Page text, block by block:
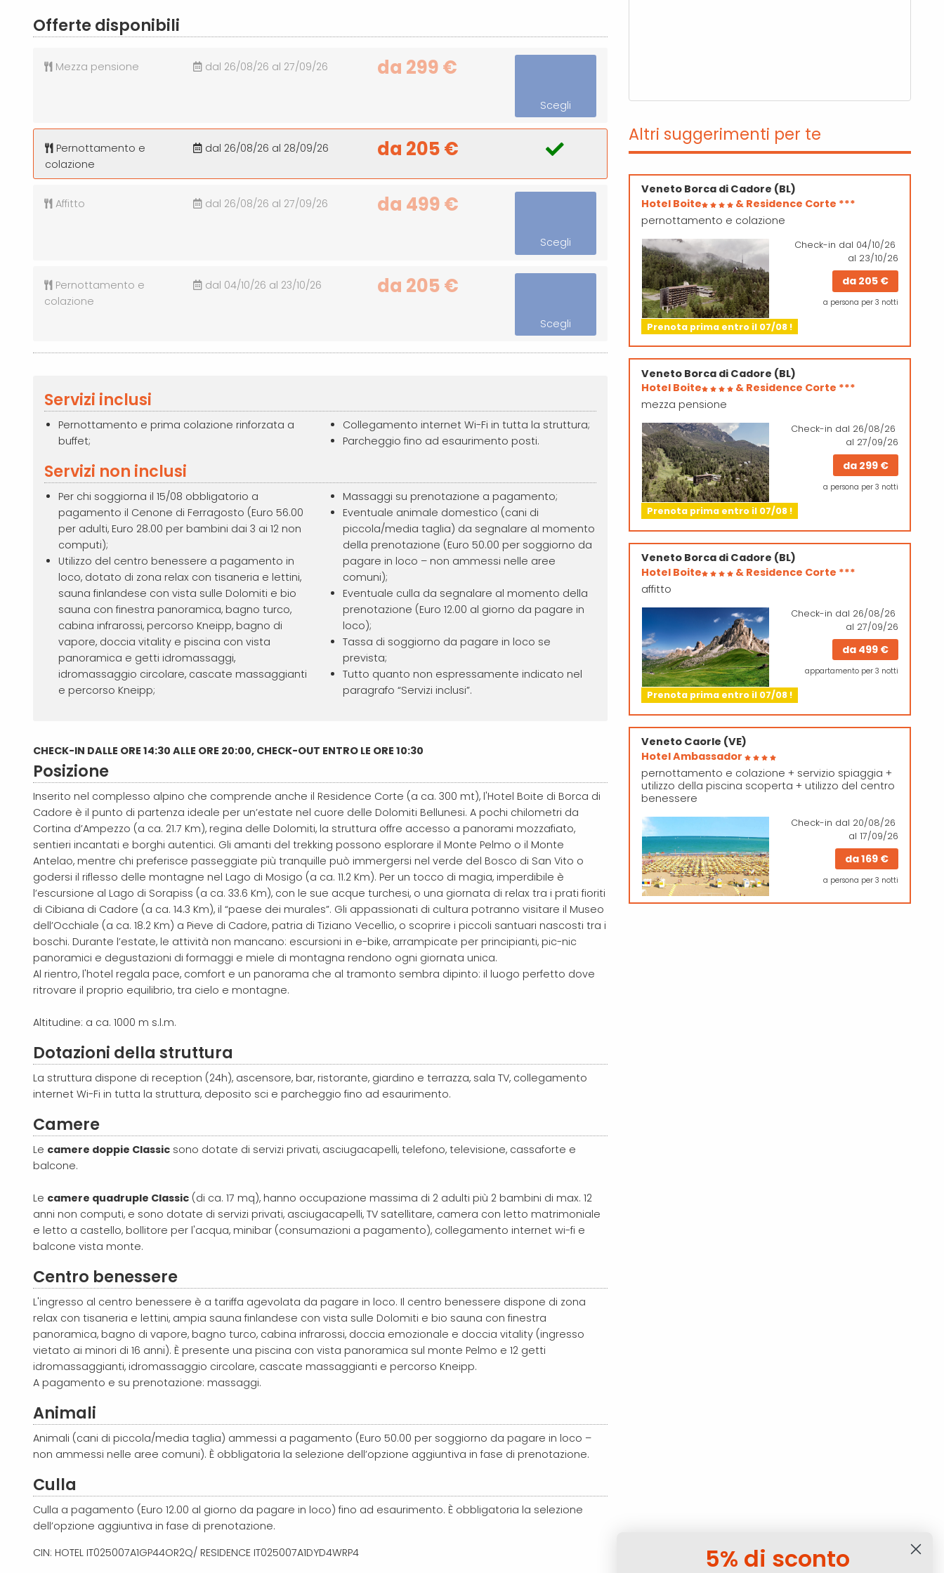
Offerte disponibili
Mezza pensione dal 26/08/26 al 27/09/26 da 299 €
Scegli
Pernottamento e
colazione
dal 26/08/26 al 28/09/26 da 205 €
Affitto dal 26/08/26 al 27/09/26 da 499 €
Scegli
Pernottamento e
colazione
dal 04/10/26 al 23/10/26 da 205 €
Scegli
Servizi inclusi
Pernottamento e prima colazione rinforzata a
buffet;
Collegamento internet Wi-Fi in tutta la struttura;
Parcheggio fino ad esaurimento posti.
Servizi non inclusi
Per chi soggiorna il 15/08 obbligatorio a
pagamento il Cenone di Ferragosto (Euro 56.00
per adulti, Euro 28.00 per bambini dai 3 ai 12 non
computi);
Utilizzo del centro benessere a pagamento in
loco, dotato di zona relax con tisaneria e lettini,
sauna finlandese con vista sulle Dolomiti e bio
sauna con finestra panoramica, bagno turco,
cabina infrarossi, percorso Kneipp, bagno di
vapore, doccia vitality e piscina con vista
panoramica e getti idromassaggi,
idromassaggio circolare, cascate massaggianti
e percorso Kneipp;
Massaggi su prenotazione a pagamento;
Eventuale animale domestico (cani di
piccola/media taglia) da segnalare al momento
della prenotazione (Euro 50.00 per soggiorno da
pagare in loco – non ammessi nelle aree
comuni);
Eventuale culla da segnalare al momento della
prenotazione (Euro 12.00 al giorno da pagare in
loco);
Tassa di soggiorno da pagare in loco se
prevista;
Tutto quanto non espressamente indicato nel
paragrafo “Servizi inclusi”.
CHECK-IN DALLE ORE 14:30 ALLE ORE 20:00, CHECK-OUT ENTRO LE ORE 10:30
Posizione
Inserito nel complesso alpino che comprende anche il Residence Corte (a ca. 300 mt), l'Hotel Boite di Borca di
Cadore è il punto di partenza ideale per un’estate nel cuore delle Dolomiti Bellunesi. A pochi chilometri da
Cortina d’Ampezzo (a ca. 21.7 Km), regina delle Dolomiti, la struttura offre accesso a panorami mozzafiato,
sentieri incantati e borghi autentici. Gli amanti del trekking possono esplorare il Monte Pelmo o il Monte
Antelao, mentre chi preferisce passeggiate più tranquille può immergersi nel verde del Bosco di San Vito o
godersi il riflesso delle montagne nel Lago di Mosigo (a ca. 11.2 Km). Per un tocco di magia, imperdibile è
l’escursione al Lago di Sorapiss (a ca. 33.6 Km), con le sue acque turchesi, o una giornata di relax tra i prati fioriti
di Cibiana di Cadore (a ca. 14.3 Km), il “paese dei murales”. Gli appassionati di cultura potranno visitare il Museo
dell’Occhiale (a ca. 18.2 Km) a Pieve di Cadore, patria di Tiziano Vecellio, o scoprire i piccoli santuari nascosti tra i
boschi. Durante l’estate, le attività non mancano: escursioni in e-bike, arrampicate per principianti, pic-nic
panoramici e degustazioni di formaggi e miele di montagna rendono ogni giornata unica.
Al rientro, l'hotel regala pace, comfort e un panorama che al tramonto sembra dipinto: il luogo perfetto dove
ritrovare il proprio equilibrio, tra cielo e montagne.
Altitudine: a ca. 1000 m s.l.m.
Dotazioni della struttura
La struttura dispone di reception (24h), ascensore, bar, ristorante, giardino e terrazza, sala TV, collegamento
internet Wi-Fi in tutta la struttura, deposito sci e parcheggio fino ad esaurimento.
Camere
Le camere doppie Classic sono dotate di servizi privati, asciugacapelli, telefono, televisione, cassaforte e
balcone.
Le camere quadruple Classic (di ca. 17 mq), hanno occupazione massima di 2 adulti più 2 bambini di max. 12
anni non computi, e sono dotate di servizi privati, asciugacapelli, TV satellitare, camera con letto matrimoniale
e letto a castello, bollitore per l'acqua, minibar (consumazioni a pagamento), collegamento internet wi-fi e
balcone vista monte.
Centro benessere
L'ingresso al centro benessere è a tariffa agevolata da pagare in loco. Il centro benessere dispone di zona
relax con tisaneria e lettini, ampia sauna finlandese con vista sulle Dolomiti e bio sauna con finestra
panoramica, bagno di vapore, bagno turco, cabina infrarossi, doccia emozionale e doccia vitality (ingresso
vietato ai minori di 16 anni). È presente una piscina con vista panoramica sul monte Pelmo e 12 getti
idromassaggianti, idromassaggio circolare, cascate massaggianti e percorso Kneipp.
A pagamento e su prenotazione: massaggi.
Animali
Animali (cani di piccola/media taglia) ammessi a pagamento (Euro 50.00 per soggiorno da pagare in loco –
non ammessi nelle aree comuni). È obbligatoria la selezione dell’opzione aggiuntiva in fase di prenotazione.
Culla
Culla a pagamento (Euro 12.00 al giorno da pagare in loco) fino ad esaurimento. È obbligatoria la selezione
dell’opzione aggiuntiva in fase di prenotazione.
CIN: HOTEL IT025007A1GP44OR2Q/ RESIDENCE IT025007A1DYD4WRP4
Altri suggerimenti per te
Veneto Borca di Cadore (BL)
Hotel Boite
& Residence Corte ***
pernottamento e colazione
Check-in dal 04/10/26
al 23/10/26
da 205 €
a persona per 3 notti
Prenota prima entro il 07/08 !
Veneto Borca di Cadore (BL)
Hotel Boite
& Residence Corte ***
mezza pensione
Check-in dal 26/08/26
al 27/09/26
da 299 €
a persona per 3 notti
Prenota prima entro il 07/08 !
Veneto Borca di Cadore (BL)
Hotel Boite
& Residence Corte ***
affitto
Check-in dal 26/08/26
al 27/09/26
da 499 €
appartamento per 3 notti
Prenota prima entro il 07/08 !
Veneto Caorle (VE)
Hotel Ambassador
pernottamento e colazione + servizio spiaggia +
utilizzo della piscina scoperta + utilizzo del centro
benessere
Check-in dal 20/08/26
al 17/09/26
da169 €
a persona per 3 notti
5% di sconto